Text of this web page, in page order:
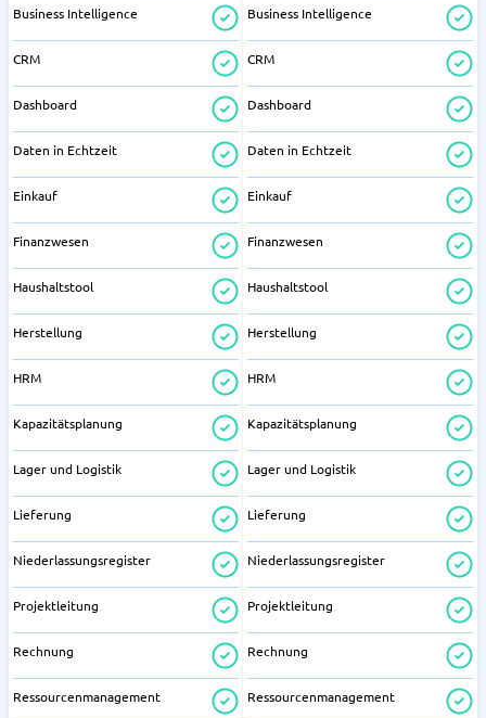
Business Intelligence
CRM
Dashboard
Daten in Echtzeit
Einkauf
Finanzwesen
Haushaltstool
Herstellung
HRM
Kapazitätsplanung
Lager und Logistik
Lieferung
Niederlassungsregister
Projektleitung
Rechnung
Ressourcenmanagement
Business Intelligence
CRM
Dashboard
Daten in Echtzeit
Einkauf
Finanzwesen
Haushaltstool
Herstellung
HRM
Kapazitätsplanung
Lager und Logistik
Lieferung
Niederlassungsregister
Projektleitung
Rechnung
Ressourcenmanagement